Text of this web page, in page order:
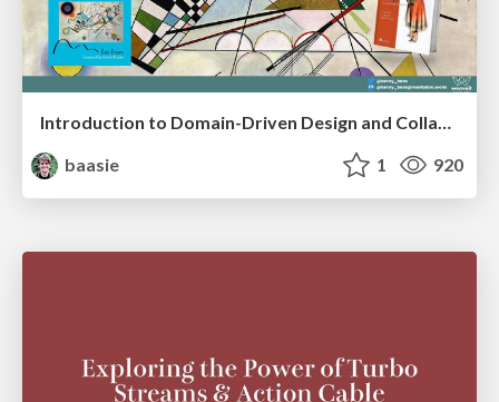
Introduction to Domain-Driven Design and Collaborative software design
baasie
1 920